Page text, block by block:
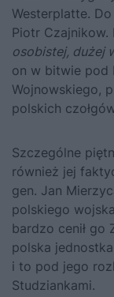
Westerplatte.
Piotr Czajnikow.
osobistej, dużej
on w bitwie pod
Wojnowskiego,
polskich
Szczególne
również jej
gen. Jan
polskiego
bardzo cenił go
polska
i to pod jego
Studziankami.